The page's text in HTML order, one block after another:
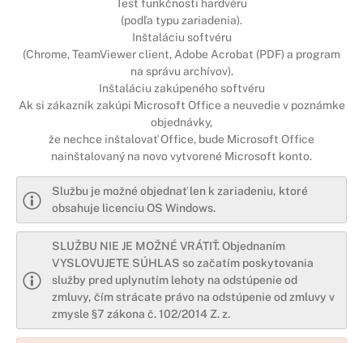
Test funkčnosti hardvéru
(podľa typu zariadenia).
Inštaláciu softvéru
(Chrome, TeamViewer client, Adobe Acrobat (PDF) a program
na správu archívov).
Inštaláciu zakúpeného softvéru
Ak si zákazník zakúpi Microsoft Office a neuvedie v poznámke
objednávky,
že nechce inštalovať Office, bude Microsoft Office
nainštalovaný na novo vytvorené Microsoft konto.
Službu je možné objednať len k zariadeniu, ktoré
obsahuje licenciu OS Windows.
SLUŽBU NIE JE MOŽNÉ VRÁTIŤ. Objednaním
VYSLOVUJETE SÚHLAS so začatím poskytovania
služby pred uplynutím lehoty na odstúpenie od
zmluvy, čím strácate právo na odstúpenie od zmluvy v
zmysle §7 zákona č. 102/2014 Z. z.